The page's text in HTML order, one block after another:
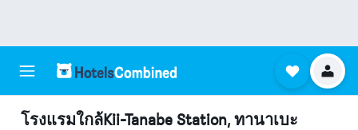
โรงแรมใกล้Kii-Tanabe Station, ทานาเบะ